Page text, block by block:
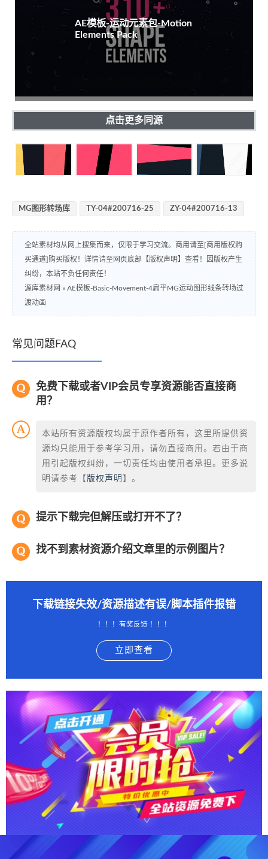
AE模板-运动元素包-Motion
Elements Pack
点击更多同源
MG图形转场库 TY-04#200716-25 ZY-04#200716-13
全站素材均从网上搜集而来，仅限于学习交流。商用请至[商用版权购
买通道]购买版权！详情请至网页底部【版权声明】查看！因版权产生
纠纷，本站不负任何责任！
源库素材网 » AE模板-Basic-Movement-4扁平MG运动图形线条转场过
渡动画
常见问题FAQ
免费下载或者VIP会员专享资源能否直接商
用？
本站所有资源版权均属于原作者所有，这里所提供资
源均只能用于参考学习用，请勿直接商用。若由于商
用引起版权纠纷，一切责任均由使用者承担。更多说
明请参考【 版权声明 】。
提示下载完但解压或打开不了？
找不到素材资源介绍文章里的示例图片？
下载链接失效/资源描述有误/脚本插件报错
！！！有奖反馈 ！！！
立即查看